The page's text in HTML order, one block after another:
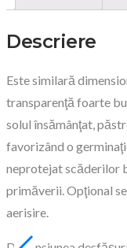
Descriere
Este similară
transparenţă foarte
solul însămânţat,
favorizând o
neprotejat scăderilor
primăverii. Opţional
aerisire.